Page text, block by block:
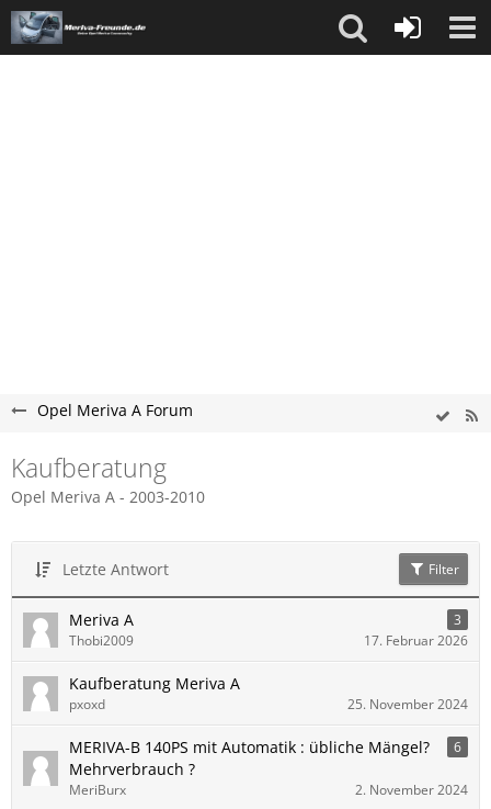
Opel Meriva A Forum
Kaufberatung
Opel Meriva A - 2003-2010
Letzte Antwort Filter
Meriva A
3
Thobi2009
17. Februar 2026
Kaufberatung Meriva A
pxoxd 25. November 2024
MERIVA-B 140PS mit Automatik : übliche Mängel?
Mehrverbrauch ?
6
MeriBurx 2. November 2024